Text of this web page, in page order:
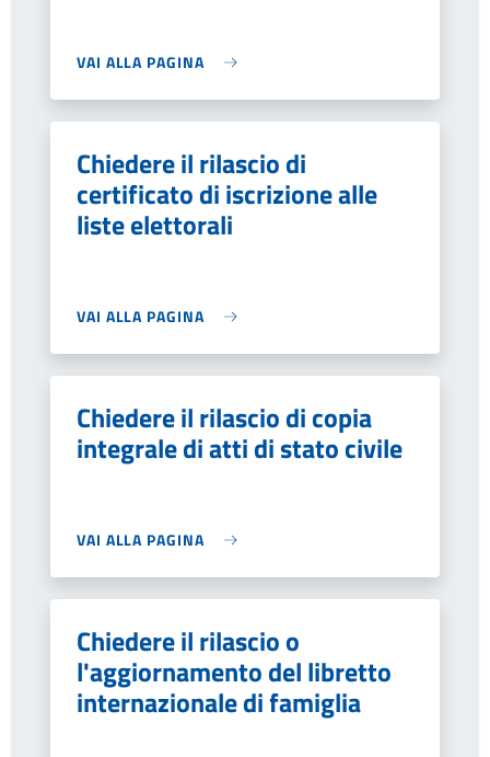
VAI ALLA PAGINA
Chiedere il rilascio di
certificato di iscrizione alle
liste elettorali
VAI ALLA PAGINA
Chiedere il rilascio di copia
integrale di atti di stato civile
VAI ALLA PAGINA
Chiedere il rilascio o
l'aggiornamento del libretto
internazionale di famiglia